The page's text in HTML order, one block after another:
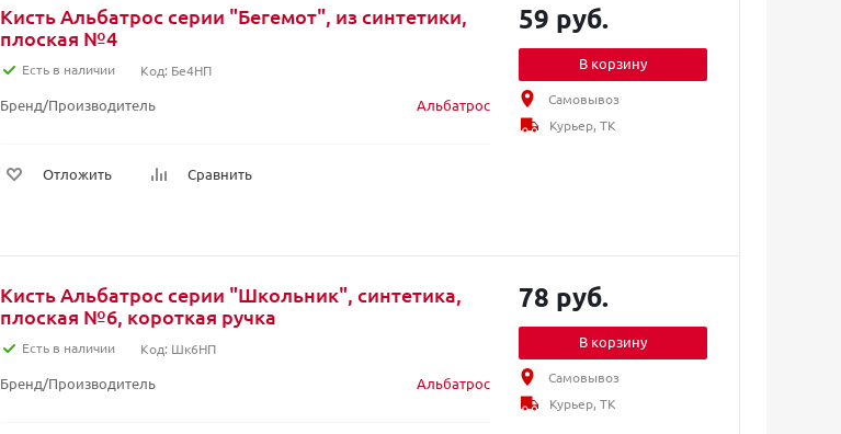
Кисть Альбатрос серии "Бегемот", из синтетики,
плоская №4
Есть в наличии Код: Бе4НП
Бренд/Производитель Альбатрос
Отложить Сравнить
59 руб.
В корзину
Самовывоз
Курьер, ТК
Кисть Альбатрос серии "Школьник", синтетика,
плоская №6, короткая ручка
Есть в наличии Код: Шк6НП
Бренд/Производитель Альбатрос
78 руб.
В корзину
Самовывоз
Курьер, ТК